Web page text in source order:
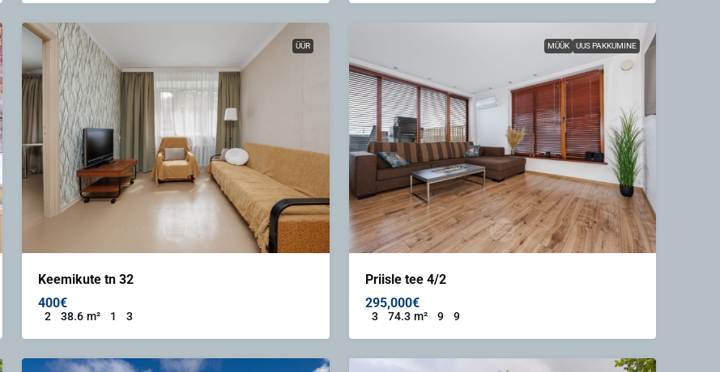
ÜÜR
Keemikute tn 32
400€
2 38.6 m² 1 3
MÜÜK UUS PAKKUMINE
Priisle tee 4/2
295,000€
3 74.3 m² 9 9